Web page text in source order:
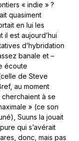
« indie » ?
quasiment
en lui les
il est aujourd’hui
d’hybridation
banale et –
écoute
de Steve
au moment
à se
» (ce son
Suuns la jouait
qui s’avérait
donc, mais pas